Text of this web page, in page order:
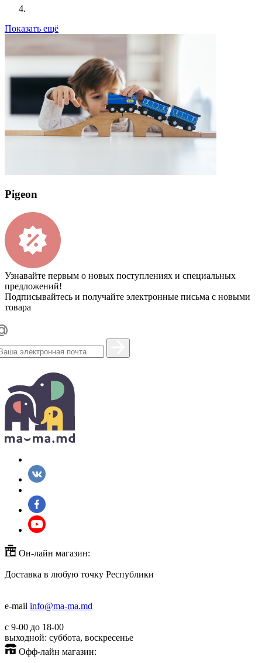
Показать ещё
Pigeon
Узнавайте первым о новых поступлениях и специальных
предложений!
Подписывайтесь и получайте электронные письма с новыми
товара
Он-лайн магазин:
Доставка в любую точку Республики
e-mail info@ma-ma.md
с 9-00 до 18-00
выходной: суббота, воскресенье
Офф-лайн магазин: